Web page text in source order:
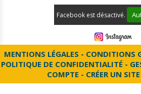
Facebook est désactivé.
MENTIONS LÉGALES
CONDITIONS
POLITIQUE DE CONFIDENTIALITÉ
COMPTE
CRÉER UN